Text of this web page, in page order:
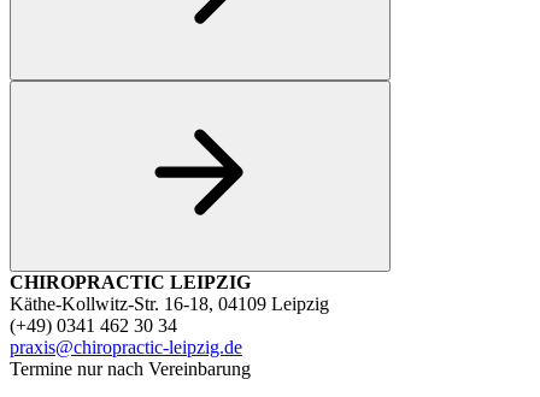
CHIROPRACTIC LEIPZIG
Käthe-Kollwitz-Str. 16-18, 04109 Leipzig
(+49) 0341 462 30 34
praxis@chiropractic-leipzig.de
Termine nur nach Vereinbarung